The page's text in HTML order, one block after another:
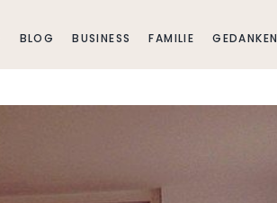
BLOG BUSINESS FAMILIE GEDANKEN